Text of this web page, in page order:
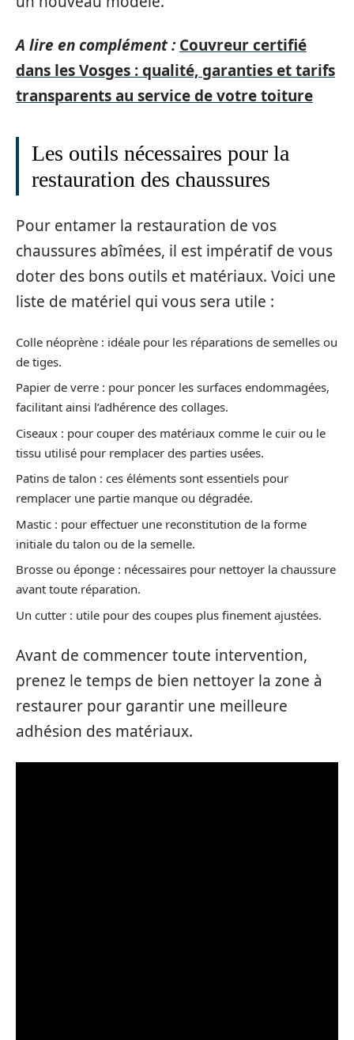
A lire en complément : Couvreur certifié
dans les Vosges : qualité, garanties et tarifs
transparents au service de votre toiture
Les outils nécessaires pour la
restauration des chaussures
Pour entamer la restauration de vos
chaussures abîmées, il est impératif de vous
doter des bons outils et matériaux. Voici une
liste de matériel qui vous sera utile :
Colle néoprène : idéale pour les réparations de semelles ou
de tiges.
Papier de verre : pour poncer les surfaces endommagées,
facilitant ainsi l’adhérence des collages.
Ciseaux : pour couper des matériaux comme le cuir ou le
tissu utilisé pour remplacer des parties usées.
Patins de talon : ces éléments sont essentiels pour
remplacer une partie manque ou dégradée.
Mastic : pour effectuer une reconstitution de la forme
initiale du talon ou de la semelle.
Brosse ou éponge : nécessaires pour nettoyer la chaussure
avant toute réparation.
Un cutter : utile pour des coupes plus finement ajustées.
Avant de commencer toute intervention,
prenez le temps de bien nettoyer la zone à
restaurer pour garantir une meilleure
adhésion des matériaux.